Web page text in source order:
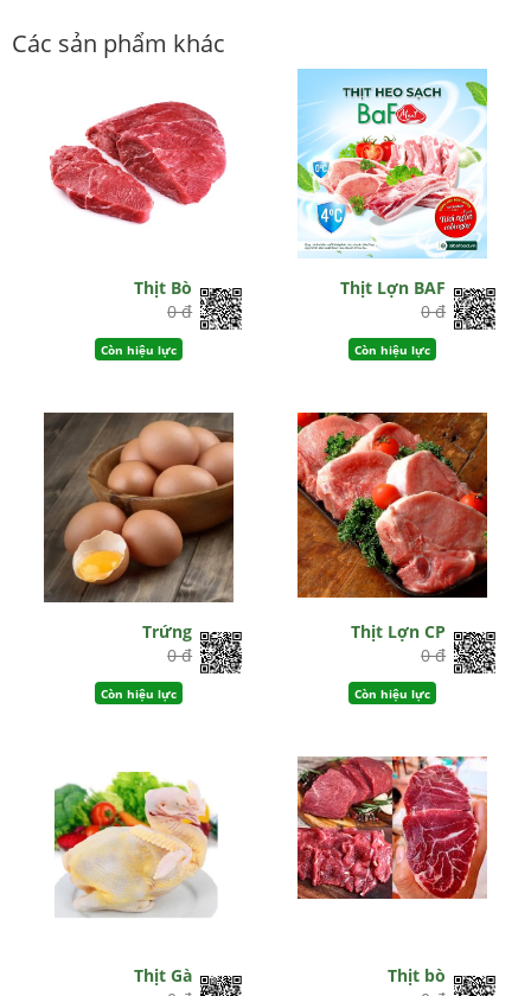
Các sản phẩm khác
Thịt Bò
0 đ
Còn hiệu lực
Thịt Lợn BAF
0 đ
Còn hiệu lực
Trứng
0 đ
Còn hiệu lực
Thịt Lợn CP
0 đ
Còn hiệu lực
Thịt Gà
Thịt bò